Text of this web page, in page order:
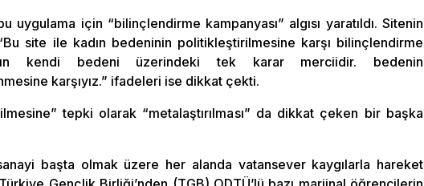
uygulama için “bilinçlendirme kampanyası” algısı yaratıldı. Sitenin
site ile kadın bedeninin politikleştirilmesine karşı bilinçlendirme
kendi bedeni üzerindeki tek karar merciidir. bedenin
karşıyız.” ifadeleri ise dikkat çekti.
tepki olarak “metalaştırılması” da dikkat çeken bir başka
başta olmak üzere her alanda vatansever kaygılarla hareket